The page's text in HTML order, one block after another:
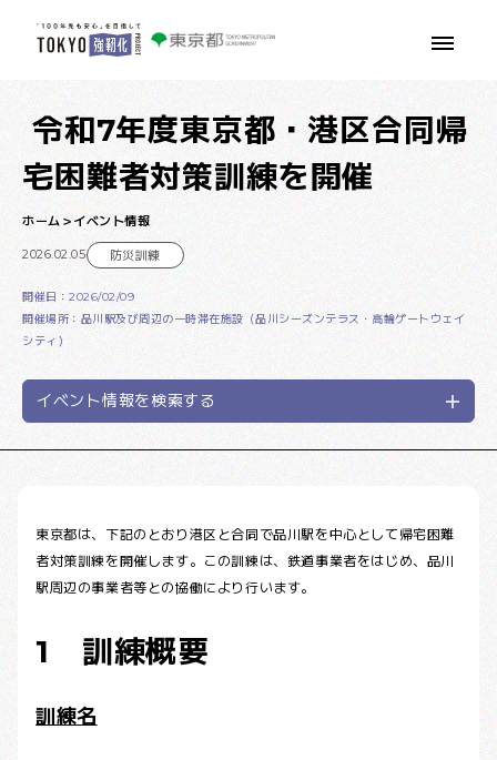
本文へ移動
令和7年度東京都・港区合同帰
宅困難者対策訓練を開催
ホーム イベント情報
2026.02.05 防災訓練
開催日：2026/02/09
開催場所：品川駅及び周辺の一時滞在施設（品川シーズンテラス・高輪ゲートウェイ
シティ）
イベント情報を検索する
東京都は、下記のとおり港区と合同で品川駅を中心として帰宅困難
者対策訓練を開催します。この訓練は、鉄道事業者をはじめ、品川
駅周辺の事業者等との協働により行います。
1 訓練概要
訓練名